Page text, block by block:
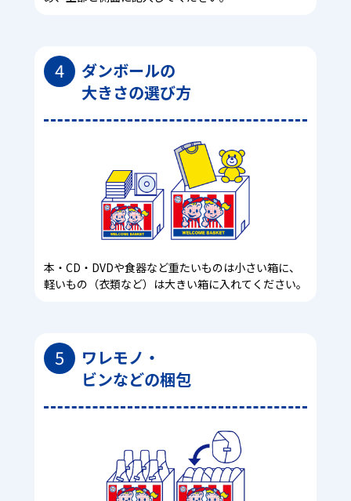
4
ダンボールの
大きさの選び方
本・CD・DVDや食器など重たいものは小さい箱に、
軽いもの（衣類など）は大きい箱に入れてください。
5
ワレモノ・
ビンなどの梱包